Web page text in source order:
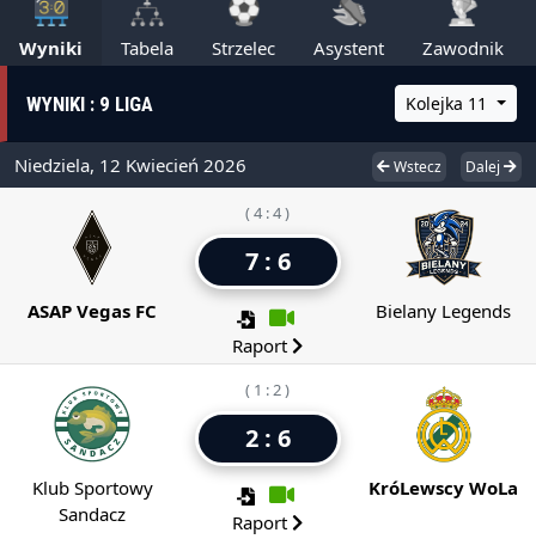
Wyniki Tabela Strzelec Asystent Zawodnik
WYNIKI : 9 LIGA Kolejka 11
Niedziela, 12 Kwiecień 2026 Wstecz Dalej
ASAP Vegas FC
( 4 : 4 )
7 : 6
Raport
Bielany Legends
Klub Sportowy
Sandacz
( 1 : 2 )
2 : 6
Raport
KróLewscy WoLa